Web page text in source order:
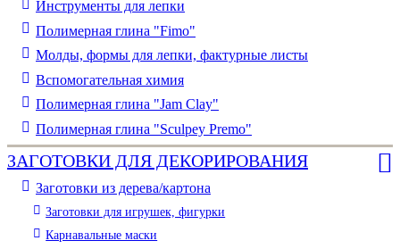
Инструменты для лепки
Полимерная глина "Fimo"
Молды, формы для лепки, фактурные листы
Вспомогательная химия
Полимерная глина "Jam Clay"
Полимерная глина "Sculpey Premo"
ЗАГОТОВКИ ДЛЯ ДЕКОРИРОВАНИЯ
Заготовки из дерева/картона
Заготовки для игрушек, фигурки
Карнавальные маски